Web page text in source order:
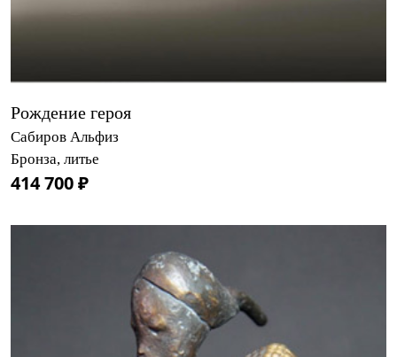
Рождение героя
Сабиров Альфиз
Бронза, литье
414 700 ₽